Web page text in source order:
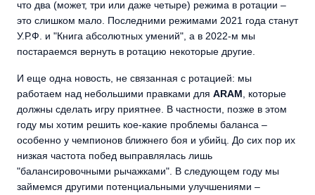
что два (может, три или даже четыре) режима в ротации –
это слишком мало. Последними режимами 2021 года станут
У.Р.Ф. и "Книга абсолютных умений", а в 2022-м мы
постараемся вернуть в ротацию некоторые другие.
И еще одна новость, не связанная с ротацией: мы
работаем над небольшими правками для ARAM , которые
должны сделать игру приятнее. В частности, позже в этом
году мы хотим решить кое-какие проблемы баланса –
особенно у чемпионов ближнего боя и убийц. До сих пор их
низкая частота побед выправлялась лишь
"балансировочными рычажками". В следующем году мы
займемся другими потенциальными улучшениями –